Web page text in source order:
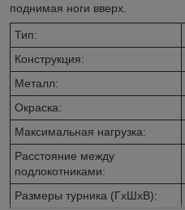
поднимая ноги вверх.
Тип:
Конструкция:
Металл:
Окраска:
Максимальная нагрузка:
Расстояние между
подлокотниками:
Размеры турника (ГхШхВ):